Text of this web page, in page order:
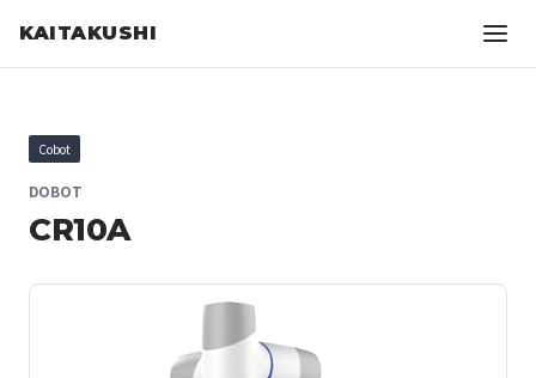
KAITAKUSHI
Cobot
DOBOT
CR10A